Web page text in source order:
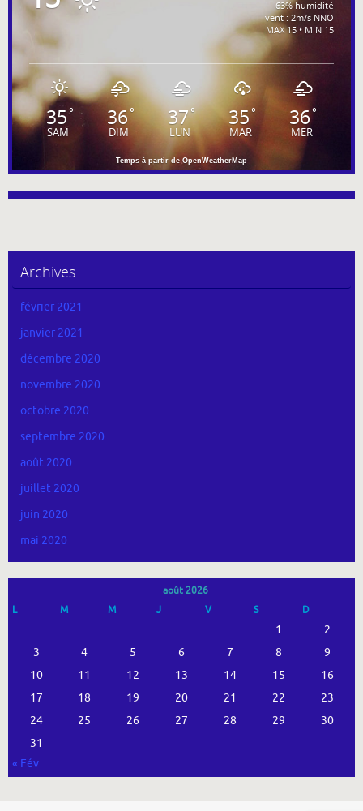
63% humidité
vent : 2m/s NNO
MAX 15 • MIN 15
35°
SAM
36°
DIM
37°
LUN
35°
MAR
36°
MER
Temps à partir de OpenWeatherMap
Archives
février 2021
janvier 2021
décembre 2020
novembre 2020
octobre 2020
septembre 2020
août 2020
juillet 2020
juin 2020
mai 2020
août 2026
L
M M J V S D
1
2
3
4 5 6 7 8
9
10
11 12 13 14 15
16
17
18 19 20 21 22
23
24
25 26 27 28 29
30
31
« Fév